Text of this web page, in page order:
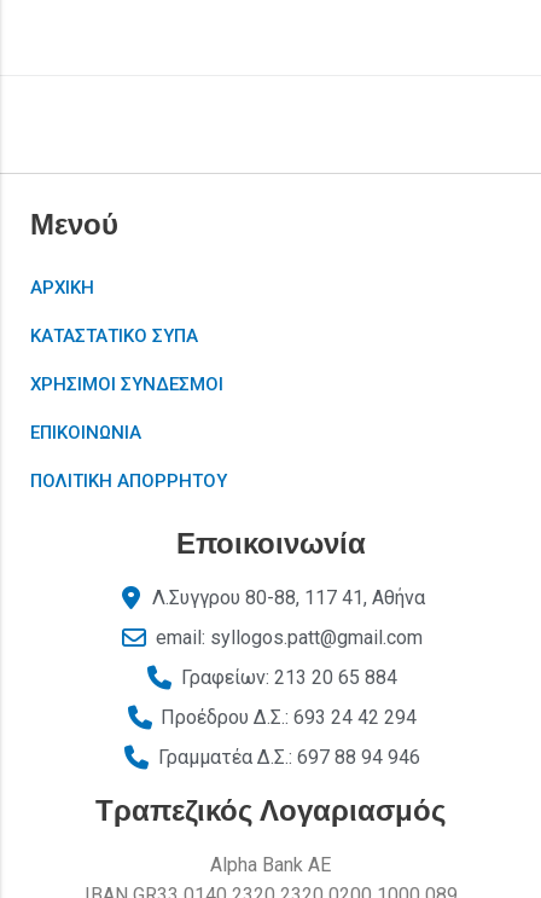
Μενού
ΑΡΧΙΚΗ
ΚΑΤΑΣΤΑΤΙΚΟ ΣΥΠΑ
ΧΡΗΣΙΜΟΙ ΣΥΝΔΕΣΜΟΙ
ΕΠΙΚΟΙΝΩΝΙΑ
ΠΟΛΙΤΙΚΗ ΑΠΟΡΡΗΤΟΥ
Εποικοινωνία
Λ.Συγγρου 80-88, 117 41, Αθήνα
email: syllogos.patt@gmail.com
Γραφείων: 213 20 65 884
Προέδρου Δ.Σ.: 693 24 42 294
Γραμματέα Δ.Σ.: 697 88 94 946
Τραπεζικός Λογαριασμός
Alpha Bank AE